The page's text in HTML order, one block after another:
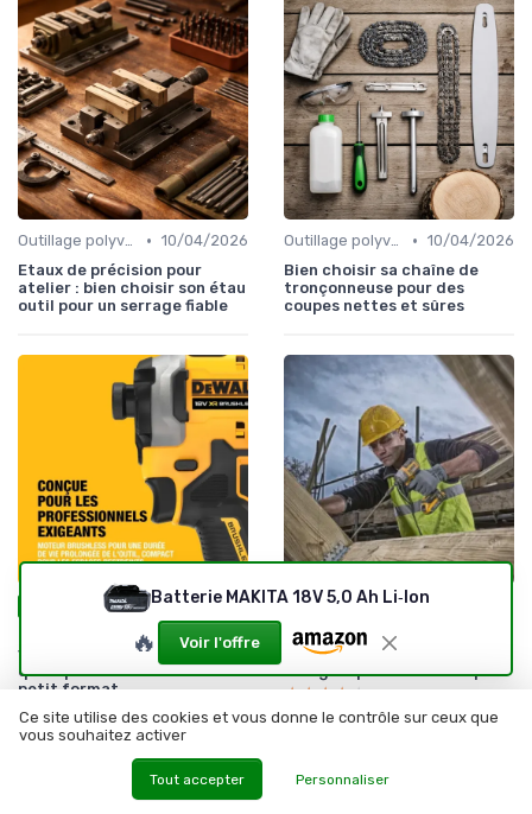
Outillage polyvalent • 10/04/2026
Etaux de précision pour
atelier : bien choisir son étau
outil pour un serrage fiable
Outillage polyvalent • 10/04/2026
Bien choisir sa chaîne de
tronçonneuse pour des
coupes nettes et sûres
Test Produit • 04/04/2026
Test DEWALT DCF850N-XJ : la
visseuse à chocs compacte
qui tape fort dans un tout
petit format
★★★★★
★★★★★
Test Produit • 04/04/2026
Test DEWALT DCF887P2-QW :
la visseuse à chocs 18V qui
ne rigole pas avec le couple
★★★★★
★★★★★
Batterie MAKITA 18V 5,0 Ah Li‑Ion
🔥 Voir l'offre
Ce site utilise des cookies et vous donne le contrôle sur ceux que
vous souhaitez activer
Tout accepter Personnaliser